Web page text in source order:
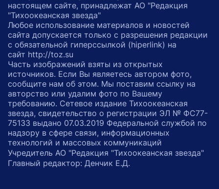
настоящем сайте, принадлежат АО "Редакция
"Тихоокеанская звезда"
Любое использование материалов и новостей
сайта допускается только с разрешения редакции
с обязательной гиперссылкой (hiperlink) на
сайт http://toz.su
Часть изображений взяты из открытых
источников. Если Вы являетесь автором фото,
сообщите нам об этом. Мы поставим ссылку на
авторство или удалим фото по Вашему
требованию. Сетевое издание Тихоокеанская
звезда, свидетельство о регистрации ЭЛ № ФС77-
75133 выдано 07.03.2019 Федеральной службой по
надзору в сфере связи, информационных
технологий и массовых коммуникаций
Учредитель АО "Редакция "Тихоокеанская звезда"
Главный редактор: Денчик Е.Д.